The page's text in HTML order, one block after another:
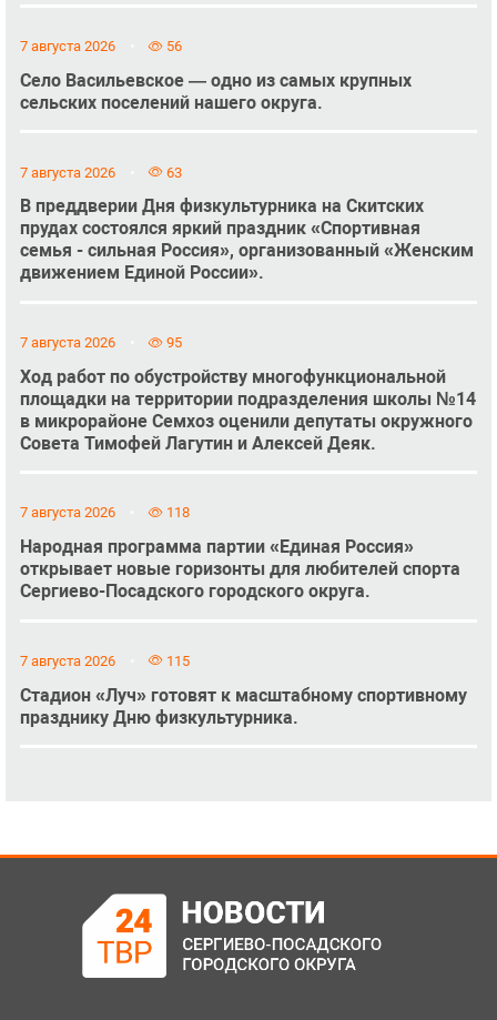
7 августа 2026 56
Село Васильевское — одно из самых крупных
сельских поселений нашего округа.
7 августа 2026 63
В преддверии Дня физкультурника на Скитских
прудах состоялся яркий праздник «Спортивная
семья - сильная Россия», организованный «Женским
движением Единой России».
7 августа 2026 95
Ход работ по обустройству многофункциональной
площадки на территории подразделения школы №14
в микрорайоне Семхоз оценили депутаты окружного
Совета Тимофей Лагутин и Алексей Деяк.
7 августа 2026 118
Народная программа партии «Единая Россия»
открывает новые горизонты для любителей спорта
Сергиево-Посадского городского округа.
7 августа 2026 115
Стадион «Луч» готовят к масштабному спортивному
празднику Дню физкультурника.